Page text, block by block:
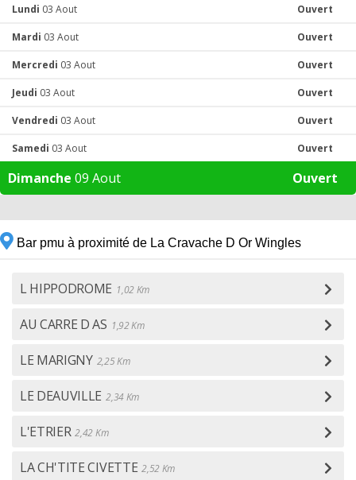
Lundi 03 Aout Ouvert
Mardi 03 Aout Ouvert
Mercredi 03 Aout Ouvert
Jeudi 03 Aout Ouvert
Vendredi 03 Aout Ouvert
Samedi 03 Aout Ouvert
Dimanche 09 Aout Ouvert
Bar pmu à proximité de La Cravache D Or Wingles
L HIPPODROME 1,02 Km
AU CARRE D AS 1,92 Km
LE MARIGNY 2,25 Km
LE DEAUVILLE 2,34 Km
L'ETRIER 2,42 Km
LA CH'TITE CIVETTE 2,52 Km